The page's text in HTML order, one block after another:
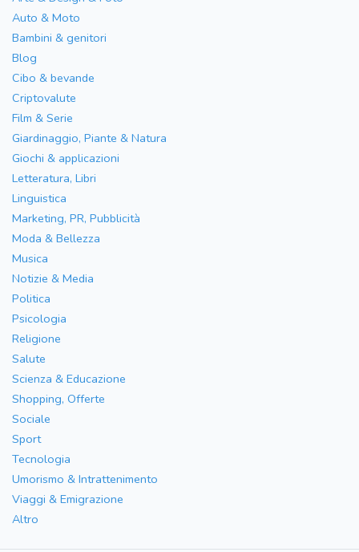
Auto & Moto
Bambini & genitori
Blog
Cibo & bevande
Criptovalute
Film & Serie
Giardinaggio, Piante & Natura
Giochi & applicazioni
Letteratura, Libri
Linguistica
Marketing, PR, Pubblicità
Moda & Bellezza
Musica
Notizie & Media
Politica
Psicologia
Religione
Salute
Scienza & Educazione
Shopping, Offerte
Sociale
Sport
Tecnologia
Umorismo & Intrattenimento
Viaggi & Emigrazione
Altro